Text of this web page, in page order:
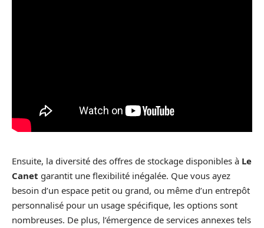
Ensuite, la diversité des offres de stockage disponibles à Le
Canet garantit une flexibilité inégalée. Que vous ayez
besoin d’un espace petit ou grand, ou même d’un entrepôt
personnalisé pour un usage spécifique, les options sont
nombreuses. De plus, l’émergence de services annexes tels